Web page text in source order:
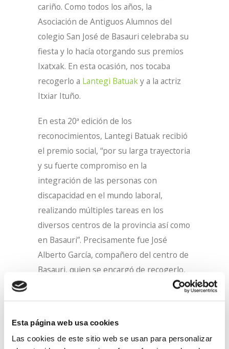
Esta página web usa cookies
Las cookies de este sitio web se usan para personalizar
cariño. Como todos los años, la
Asociación de Antiguos Alumnos del
colegio San José de Basauri celebraba su
fiesta y lo hacía otorgando sus premios
Ixatxak. En esta ocasión, nos tocaba
recogerlo a Lantegi Batuaky a la actriz
Itxiar Ituño.
En esta 20ª edición de los
reconocimientos, Lantegi Batuak recibió
el premio social, “por su larga trayectoria
y su fuerte compromiso en la
integración de las personas con
discapacidad en el mundo laboral,
realizando múltiples tareas en los
diversos centros de la provincia así como
en Basauri”. Precisamente fue José
Alberto García, compañero del centro de
Basauri, quien se encargó de recogerlo,
acompañado por Txema Franco, director
general de Lantegi Batuak. Se sumaron a
compañeros de José Alberto y también
sus familiares.